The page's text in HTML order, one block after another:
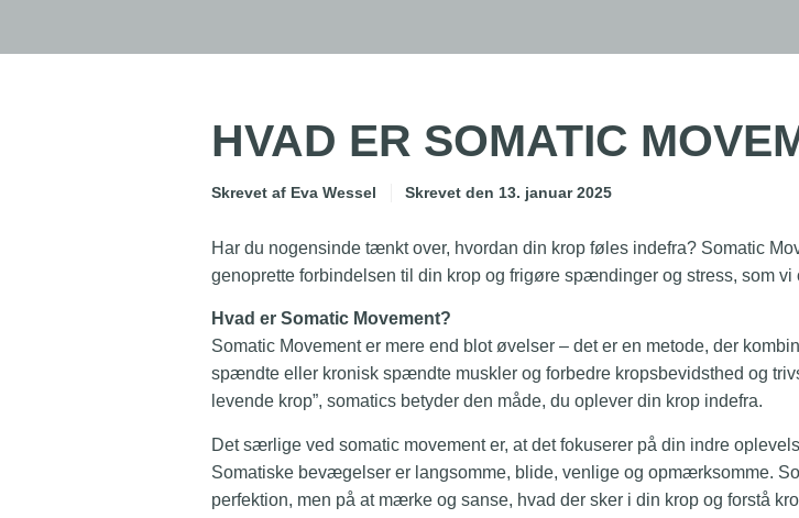
HVAD ER SOMATIC
Skrevet af Eva Wessel Skrevet den 13. januar 2025
Har du nogensinde tænkt over, hvordan din krop føles indefra? Somatic
genoprette forbindelsen til din krop og frigøre spændinger og stress, som
Hvad er Somatic Movement?
Somatic Movement er mere end blot øvelser – det er en metode, der
spændte eller kronisk spændte muskler og forbedre kropsbevidsthed og
levende krop”, somatics betyder den måde, du oplever din krop indefra.
Det særlige ved somatic movement er, at det fokuserer på din indre
Somatiske bevægelser er langsomme, blide, venlige og opmærksomme.
perfektion, men på at mærke og sanse, hvad der sker i din krop og forstå